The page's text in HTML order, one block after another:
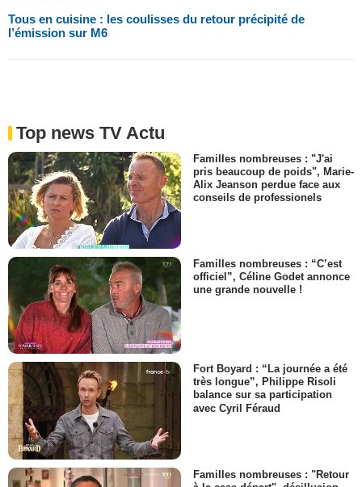
Tous en cuisine : les coulisses du retour précipité de
l’émission sur M6
Top news TV Actu
Familles nombreuses : "J'ai
pris beaucoup de poids", Marie-
Alix Jeanson perdue face aux
conseils de professionels
Familles nombreuses : “C’est
officiel”, Céline Godet annonce
une grande nouvelle !
Fort Boyard : “La journée a été
très longue”, Philippe Risoli
balance sur sa participation
avec Cyril Féraud
Familles nombreuses : "Retour